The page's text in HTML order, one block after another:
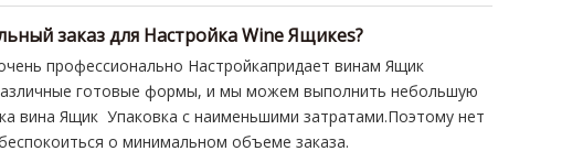
готовые формы, и мы можем выполнить небольшую
вина Ящик Упаковка с наименьшими затратами.Поэтому нет
о минимальном объеме заказа.
Ящик вы хотите?
стили винных Ящик включают в себя: подарочные